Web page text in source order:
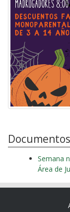
Documentos
Semana no
Área de